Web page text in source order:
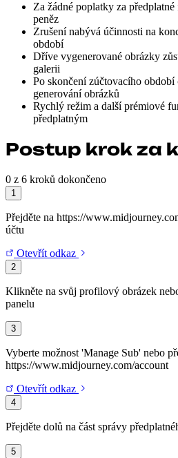
Za žádné poplatky za
peněz
Zrušení nabývá účinnosti na
období
Dříve vygenerované obrázky
galerii
Po skončení zúčtovacího
generování obrázků
Rychlý režim a další prémiové
předplatným
Postup krok za
0 z 6 kroků dokončeno
1
Přejděte na https://
účtu
Otevřít odkaz
2
Klikněte na svůj profilový obrázek
panelu
3
Vyberte možnost 'Manage Sub' nebo
https://www.midjourney.com/account
Otevřít odkaz
4
Přejděte dolů na část správy
5